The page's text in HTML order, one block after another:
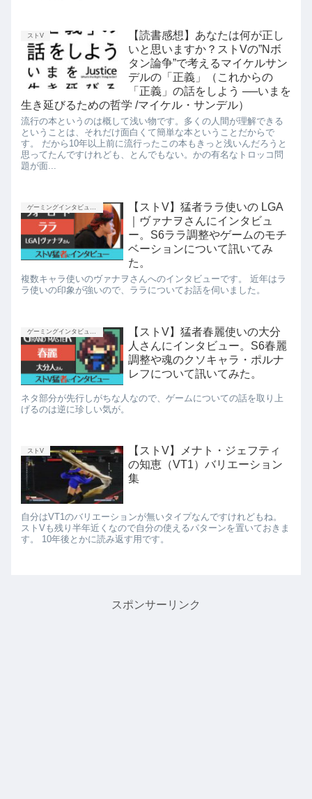
ストV
【読書感想】あなたは何が正し
いと思いますか？ストVの”Nボ
タン論争”で考えるマイケルサン
デルの「正義」（これからの
「正義」の話をしよう ──いまを
生き延びるための哲学 /マイケル・サンデル）
流行の本というのは概して浅い物です。多くの人間が理解できる
ということは、それだけ面白くて簡単な本ということだからで
す。 だから10年以上前に流行ったこの本もきっと浅いんだろうと
思ってたんですけれども、とんでもない。かの有名なトロッコ問
題が面...
ゲーミングインタビュー企画
【ストV】猛者ララ使いの LGA
｜ヴァナヲさんにインタビュ
ー。S6ララ調整やゲームのモチ
ベーションについて訊いてみ
た。
複数キャラ使いのヴァナヲさんへのインタビューです。 近年はラ
ラ使いの印象が強いので、ララについてお話を伺いました。
ゲーミングインタビュー企画
【ストV】猛者春麗使いの大分
人さんにインタビュー。S6春麗
調整や魂のクソキャラ・ポルナ
レフについて訊いてみた。
ネタ部分が先行しがちな人なので、ゲームについての話を取り上
げるのは逆に珍しい気が。
ストV
【ストV】メナト・ジェフティ
の知恵（VT1）バリエーション
集
自分はVT1のバリエーションが無いタイプなんですけれどもね。
ストVも残り半年近くなので自分の使えるパターンを置いておきま
す。 10年後とかに読み返す用です。
スポンサーリンク